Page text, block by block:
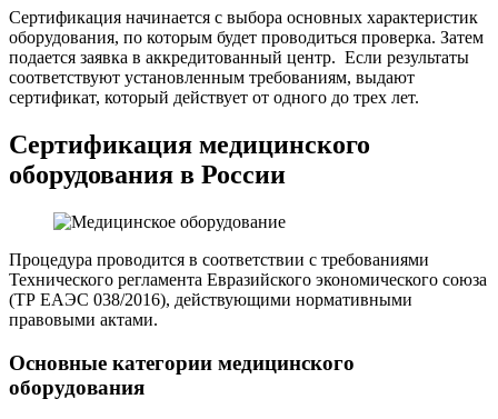
Сертификация начинается с выбора основных характеристик
оборудования, по которым будет проводиться проверка. Затем
подается заявка в аккредитованный центр. Если результаты
соответствуют установленным требованиям, выдают
сертификат, который действует от одного до трех лет.
Сертификация медицинского
оборудования в России
Процедура проводится в соответствии с требованиями
Технического регламента Евразийского экономического союза
(ТР ЕАЭС 038/2016), действующими нормативными
правовыми актами.
Основные категории медицинского
оборудования